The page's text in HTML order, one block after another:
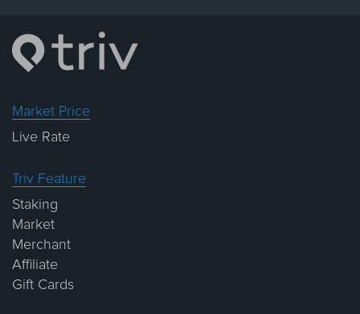
Market Price
Live Rate
Triv Feature
Staking
Market
Merchant
Affiliate
Gift Cards